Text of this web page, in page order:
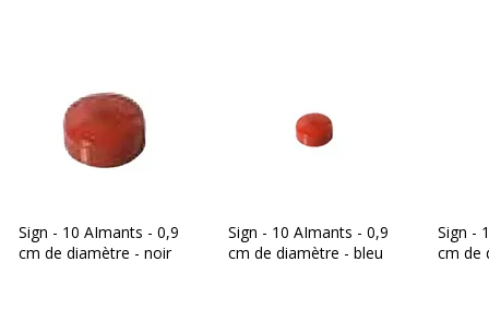
Sign - 10 AImants - 0,9
cm de diamètre - noir
Sign - 10 AImants - 0,9
cm de diamètre - bleu
Sign -
cm de